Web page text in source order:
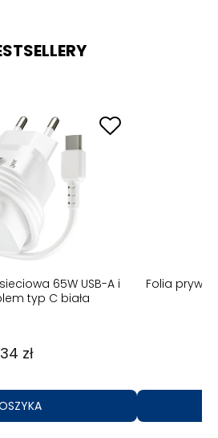
65W USB-A i
typ C biała
zł
Folia